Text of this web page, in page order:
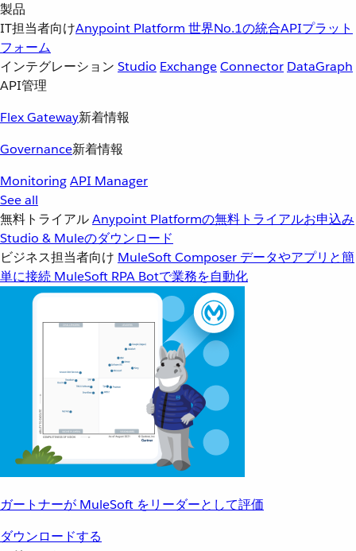
製品
IT担当者向けAnypoint Platform 世界No.1の統合APIプラット
フォーム
インテグレーション Studio ExchangeConnector DataGraph
API管理
Flex Gateway新着情報
Governance新着情報
MonitoringAPI Manager
See all
無料トライアルAnypoint Platformの無料トライアルお申込み
Studio & Muleのダウンロード
ビジネス担当者向け MuleSoft Composer データやアプリと簡
単に接続 MuleSoft RPA Botで業務を自動化
ガートナーが MuleSoft をリーダーとして評価
ダウンロードする